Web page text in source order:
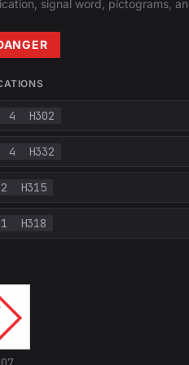
signal word, pictograms,
4 H302
4 H332
H315
H318